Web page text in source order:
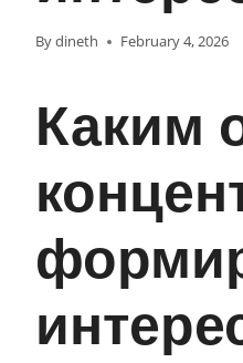
Bydineth February 4, 2026
Каким